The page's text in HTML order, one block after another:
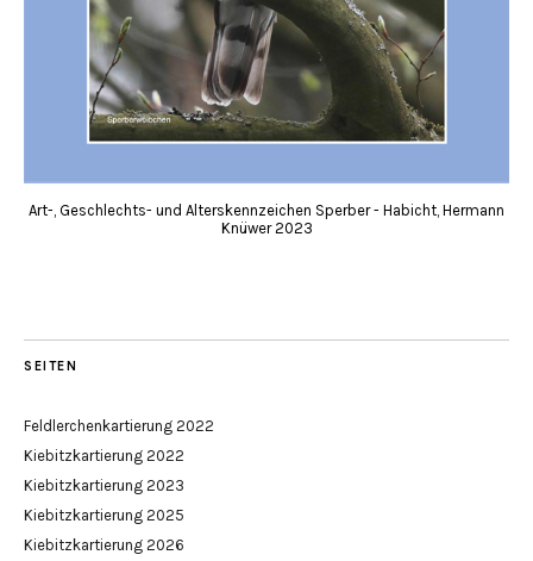
Art-, Geschlechts- und Alterskennzeichen Sperber - Habicht, Hermann
Knüwer 2023
SEITEN
Feldlerchenkartierung 2022
Kiebitzkartierung 2022
Kiebitzkartierung 2023
Kiebitzkartierung 2025
Kiebitzkartierung 2026